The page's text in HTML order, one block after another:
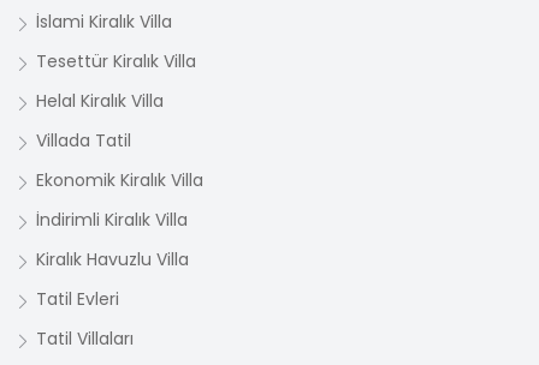
İslami Kiralık Villa
Tesettür Kiralık Villa
Helal Kiralık Villa
Villada Tatil
Ekonomik Kiralık Villa
İndirimli Kiralık Villa
Kiralık Havuzlu Villa
Tatil Evleri
Tatil Villaları